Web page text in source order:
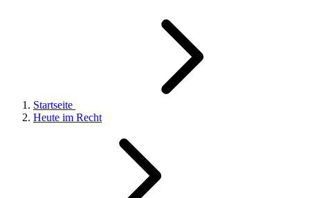
Startseite
Heute im Recht